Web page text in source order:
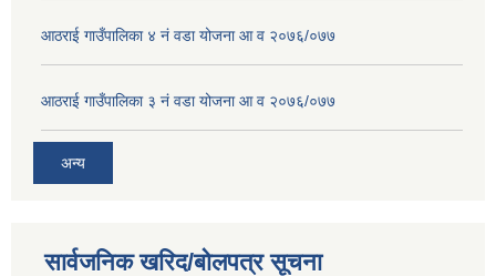
आठराई गाउँपालिका ४ नं वडा योजना आ व २०७६/०७७
आठराई गाउँपालिका ३ नं वडा योजना आ व २०७६/०७७
अन्य
सार्वजनिक खरिद/बोलपत्र सूचना